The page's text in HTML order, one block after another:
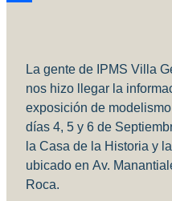
La gente de IPMS Villa
nos hizo llegar la
exposición de
días 4, 5 y 6 de
la Casa de la Historia y
ubicado en Av.
Roca.